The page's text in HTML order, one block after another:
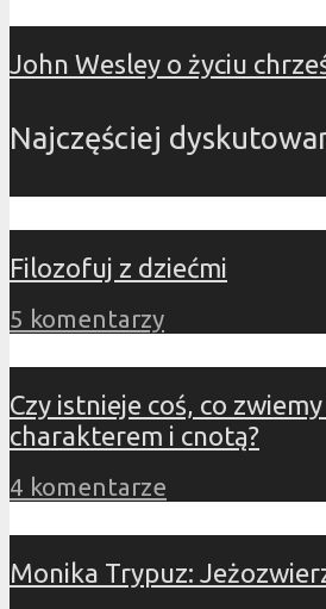
John Wesley o życiu
Najczęściej
Filozofuj z dziećmi
5 komentarzy
Czy istnieje coś, co
charakterem i cnotą?
4 komentarze
Monika Trypuz: